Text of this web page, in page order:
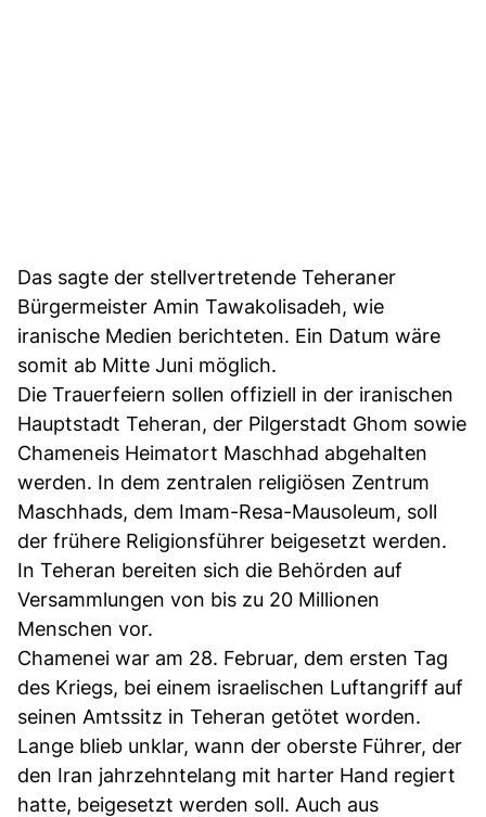
Das sagte der stellvertretende Teheraner
Bürgermeister Amin Tawakolisadeh, wie
iranische Medien berichteten. Ein Datum wäre
somit ab Mitte Juni möglich.
Die Trauerfeiern sollen offiziell in der iranischen
Hauptstadt Teheran, der Pilgerstadt Ghom sowie
Chameneis Heimatort Maschhad abgehalten
werden. In dem zentralen religiösen Zentrum
Maschhads, dem Imam-Resa-Mausoleum, soll
der frühere Religionsführer beigesetzt werden.
In Teheran bereiten sich die Behörden auf
Versammlungen von bis zu 20 Millionen
Menschen vor.
Chamenei war am 28. Februar, dem ersten Tag
des Kriegs, bei einem israelischen Luftangriff auf
seinen Amtssitz in Teheran getötet worden.
Lange blieb unklar, wann der oberste Führer, der
den Iran jahrzehntelang mit harter Hand regiert
hatte, beigesetzt werden soll. Auch aus